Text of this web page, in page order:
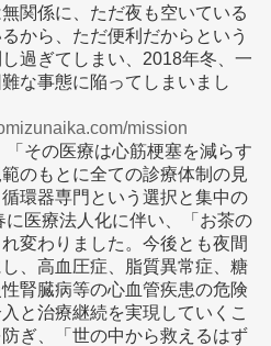
関係に、ただ夜も空いている
から、ただ便利だからという
過ぎてしまい、2018年冬、一
な事態に陥ってしまいまし
mission
その医療は心筋梗塞を減らす
のもとに全ての診療体制の見
環器専門という選択と集中の
医療法人化に伴い、「お茶の
変わりました。今後とも夜間
、高血圧症、脂質異常症、糖
腎臓病等の心血管疾患の危険
と治療継続を実現していくこ
ぎ、「世の中から救えるはず